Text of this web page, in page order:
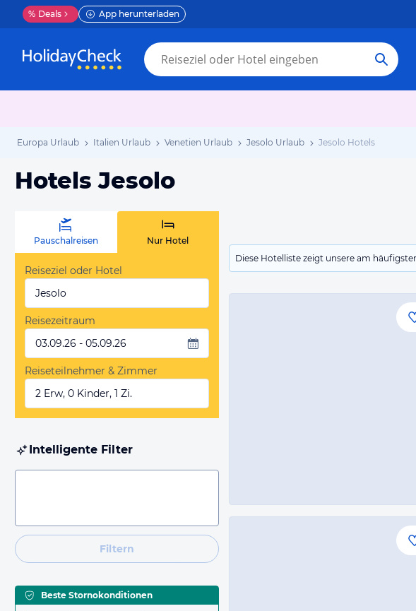
% Deals App herunterladen
Europa Urlaub Italien Urlaub Venetien Urlaub Jesolo Urlaub Jesolo Hotels
Hotels Jesolo
Diese Hotelliste zeigt unsere am
Pauschalreisen Nur Hotel
Reiseziel oder Hotel
Jesolo
Reisezeitraum
03.09.26 - 05.09.26
Reiseteilnehmer & Zimmer
2 Erw, 0 Kinder, 1 Zi.
Intelligente Filter
Filtern
Beste Stornokonditionen